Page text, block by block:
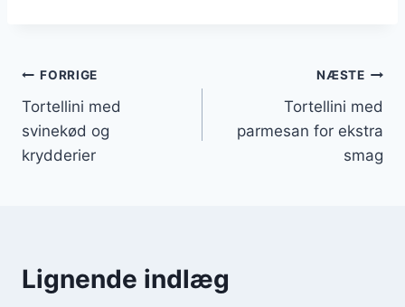
Indlægsnavigation
FORRIGE
Tortellini med
svinekød og
krydderier
NÆSTE
Tortellini med
parmesan for ekstra
smag
Lignende indlæg